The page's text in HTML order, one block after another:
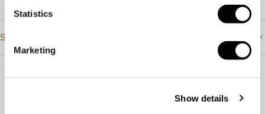
Statistics
Marketing
Show details
Steensoort
Steendetails